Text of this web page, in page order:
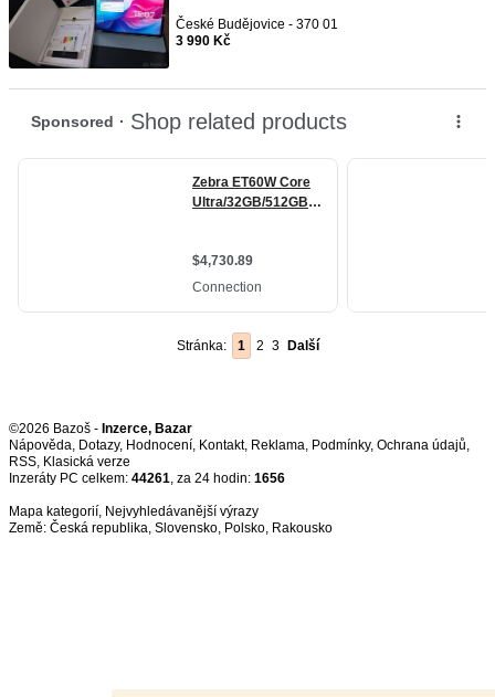
České Budějovice - 370 01
3 990 Kč
Stránka: 1 2 3 Další
©2026 Bazoš - Inzerce, Bazar
Nápověda, Dotazy, Hodnocení, Kontakt, Reklama, Podmínky, Ochrana údajů,
RSS,
Inzeráty PC celkem: 44261, za 24 hodin: 1656
Mapa kategorií, Nejvyhledávanější výrazy
Země: Česká republika, Slovensko, Polsko, Rakousko